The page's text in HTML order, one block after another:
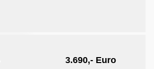
3.690,- Euro